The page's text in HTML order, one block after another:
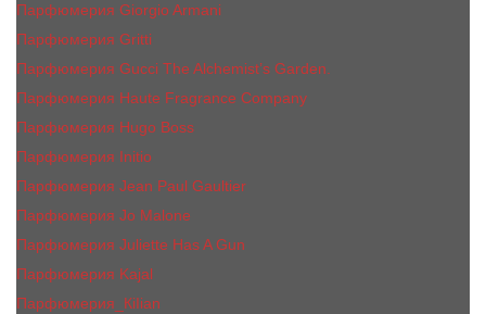
Парфюмерия Giorgio Armani
Парфюмерия Gritti
Парфюмерия Gucci The Alchemist’s Garden.
Парфюмерия Haute Fragrance Company
Парфюмерия Hugo Boss
Парфюмерия Initio
Парфюмерия Jean Paul Gaultier
Парфюмерия Jо Malоnе
Парфюмерия Juliette Has A Gun
Парфюмерия Kajal
Парфюмерия_КiIiаn